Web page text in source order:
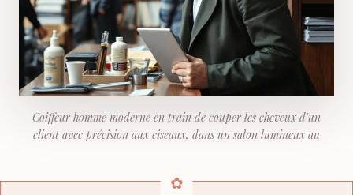
Coiffeur homme moderne en train de couper les cheveux d'un
client avec précision aux ciseaux, dans un salon lumineux au